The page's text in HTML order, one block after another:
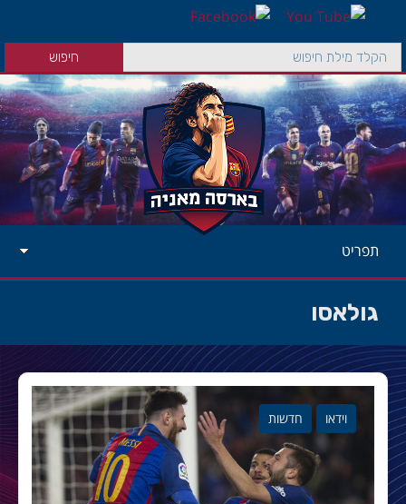
תפריט
גולאסו
וידאו חדשות